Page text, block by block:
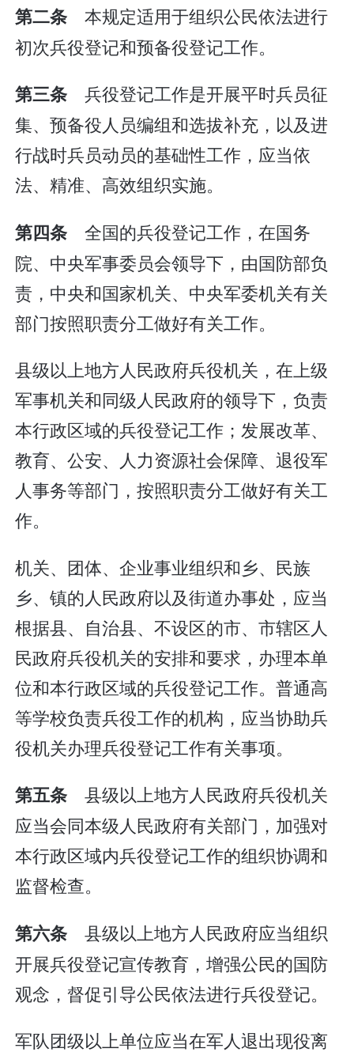
第二条本规定适用于组织公民依法进行
初次兵役登记和预备役登记工作。
第三条兵役登记工作是开展平时兵员征
集、预备役人员编组和选拔补充，以及进
行战时兵员动员的基础性工作，应当依
法、精准、高效组织实施。
第四条全国的兵役登记工作，在国务
院、中央军事委员会领导下，由国防部负
责，中央和国家机关、中央军委机关有关
部门按照职责分工做好有关工作。
县级以上地方人民政府兵役机关，在上级
军事机关和同级人民政府的领导下，负责
本行政区域的兵役登记工作；发展改革、
教育、公安、人力资源社会保障、退役军
人事务等部门，按照职责分工做好有关工
作。
机关、团体、企业事业组织和乡、民族
乡、镇的人民政府以及街道办事处，应当
根据县、自治县、不设区的市、市辖区人
民政府兵役机关的安排和要求，办理本单
位和本行政区域的兵役登记工作。普通高
等学校负责兵役工作的机构，应当协助兵
役机关办理兵役登记工作有关事项。
第五条县级以上地方人民政府兵役机关
应当会同本级人民政府有关部门，加强对
本行政区域内兵役登记工作的组织协调和
监督检查。
第六条县级以上地方人民政府应当组织
开展兵役登记宣传教育，增强公民的国防
观念，督促引导公民依法进行兵役登记。
军队团级以上单位应当在军人退出现役离